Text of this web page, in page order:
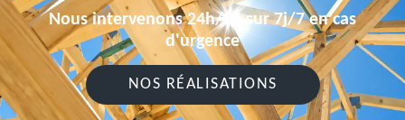
Nous intervenons 24h/24 sur 7j/7 en cas
d'urgence
NOS RÉALISATIONS